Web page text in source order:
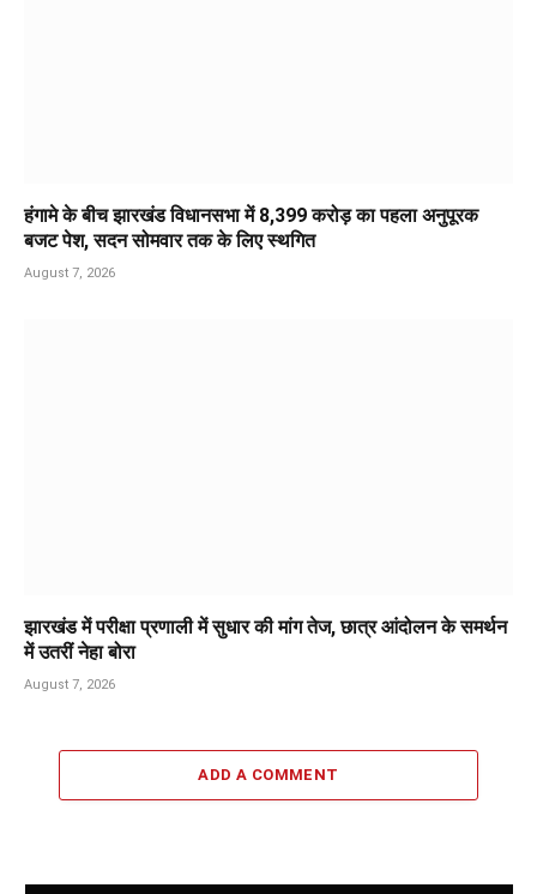
हंगामे के बीच झारखंड विधानसभा में 8,399 करोड़ का पहला अनुपूरक
बजट पेश, सदन सोमवार तक के लिए स्थगित
August 7, 2026
झारखंड में परीक्षा प्रणाली में सुधार की मांग तेज, छात्र आंदोलन के समर्थन
में उतरीं नेहा बोरा
August 7, 2026
ADD A COMMENT